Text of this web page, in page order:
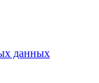
данных